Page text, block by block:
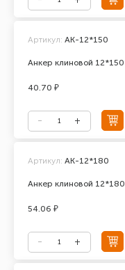
Анкер клиновой 12*150
Артикул: АК-12*150
40.70 ₽
Анкер клиновой 12*180
Артикул: АК-12*180
54.06 ₽